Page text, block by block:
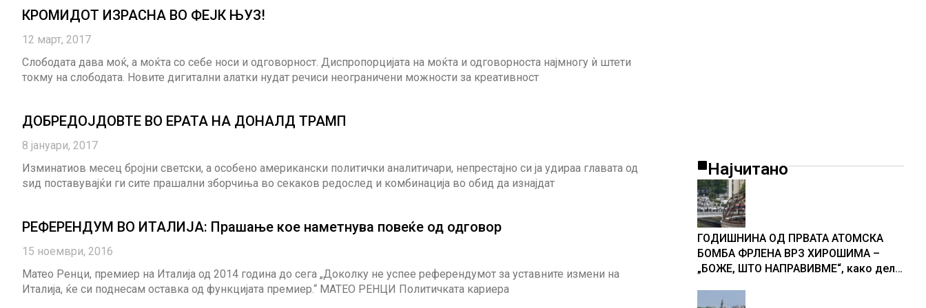
КРОМИДОТ ИЗРАСНА ВО ФЕЈК ЊУЗ!
12 март, 2017
Слободата дава моќ, а моќта со себе носи и одговорност. Диспропорцијата на моќта и одговорноста најмногу ѝ штети
токму на слободата. Новите дигитални алатки нудат речиси неограничени можности за креативност
ДОБРЕДОЈДОВТЕ ВО ЕРАТА НА ДОНАЛД ТРАМП
8 јануари, 2017
Изминатиов месец бројни светски, а особено американски политички аналитичари, непрестајно си ја удираа главата од
ѕид поставувајќи ги сите прашални зборчиња во секаков редослед и комбинација во обид да изнајдат
РЕФЕРЕНДУМ ВО ИТАЛИЈА: Прашање кое наметнува повеќе од одговор
15 ноември, 2016
Матео Ренци, премиер на Италија од 2014 година до сега „Доколку не успее референдумот за уставните измени на
Италија, ќе си поднесам оставка од функцијата премиер.“ МАТЕО РЕНЦИ Политичката кариера
Најчитано
ГОДИШНИНА ОД ПРВАТА АТОМСКА
БОМБА ФРЛЕНА ВРЗ ХИРОШИМА –
„БОЖЕ, ШТО НАПРАВИВМЕ“, како дел
учесниците во бомбардирањето го